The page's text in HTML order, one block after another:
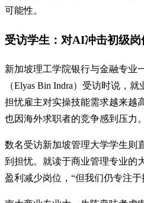
可能性。
受访学生：对AI冲击初级岗
新加坡理工学院银行与金融专业
（Elyas Bin Indra）受访时说，
担忧雇主对实操技能需求越来越
也因海外求职者的竞争感到压力。
数名受访新加坡管理大学学生则
到担忧。就读于商业管理专业的
盈利减少岗位，“但我们仍专注于